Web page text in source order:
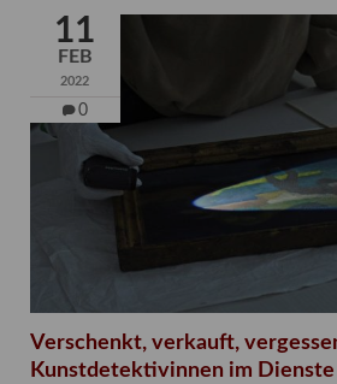
11
FEB
2022
0
Verschenkt, verkauft,
Kunstdetektivinnen im Dienste